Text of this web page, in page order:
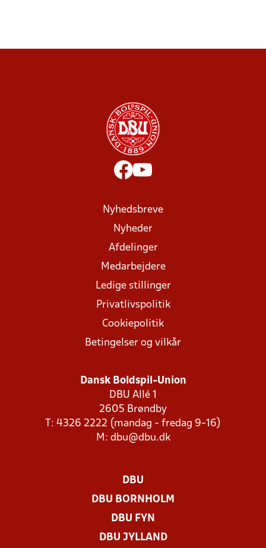
Nyhedsbreve
Nyheder
Afdelinger
Medarbejdere
Ledige stillinger
Privatlivspolitik
Cookiepolitik
Betingelser og vilkår
Dansk Boldspil-Union
DBU Allé 1
2605 Brøndby
T: 4326 2222 (mandag - fredag 9-16)
M: dbu@dbu.dk
DBU
DBU BORNHOLM
DBU FYN
DBU JYLLAND